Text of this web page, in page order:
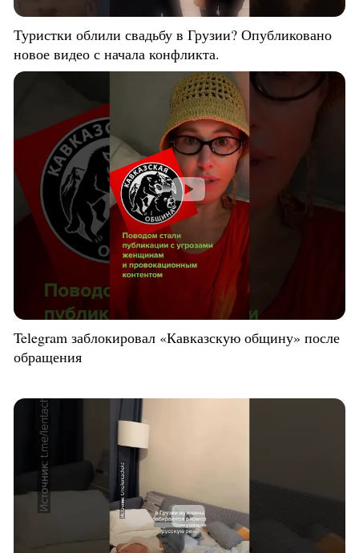
Туристки облили свадьбу в Грузии? Опубликовано
новое видео с начала конфликта.
Telegram заблокировал «Кавказскую общину» после
обращения